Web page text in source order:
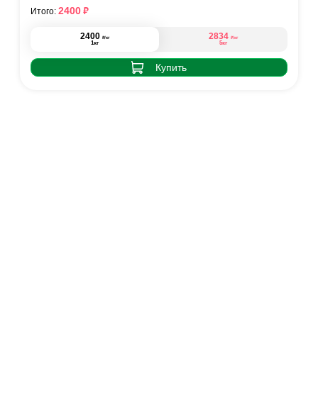
2400 ₽/кг
1кг
2834 ₽/кг
5кг
Купить
Итого: 2400₽